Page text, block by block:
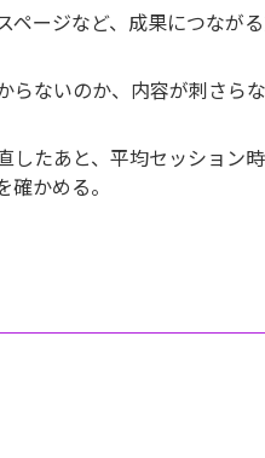
ページなど、成果につなが
らないのか、内容が刺さら
したあと、平均セッション
かめる。